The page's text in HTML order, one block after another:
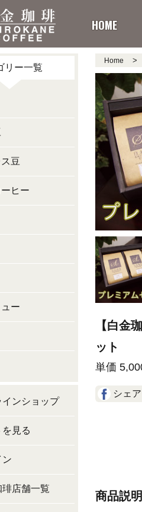
HOME
Home >
【白金
ット
単価
シェア
商品説明
リー一覧
豆
ヒー
ー
インショップ
を見る
ン
琲店舗一覧